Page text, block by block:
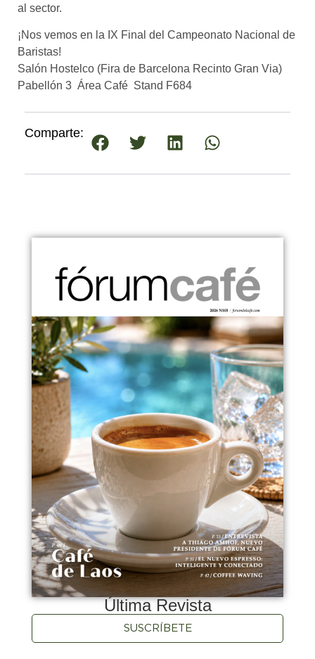
al sector.
¡Nos vemos en la IX Final del Campeonato Nacional de
Baristas!
Salón Hostelco (Fira de Barcelona Recinto Gran Via)
Pabellón 3  Área Café  Stand F684
Comparte:
Última Revista
SUSCRÍBETE